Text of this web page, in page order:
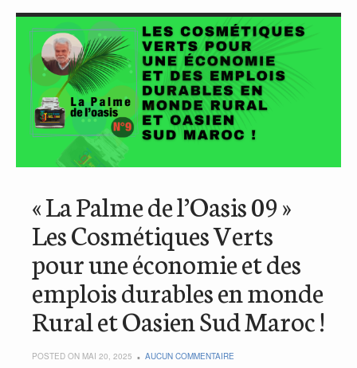
« La Palme de l’Oasis 09 »
Les Cosmétiques Verts
pour une économie et des
emplois durables en monde
Rural et Oasien Sud Maroc !
POSTED ON MAI 20, 2025 AUCUN COMMENTAIRE